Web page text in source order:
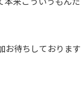
お待ちしておりま